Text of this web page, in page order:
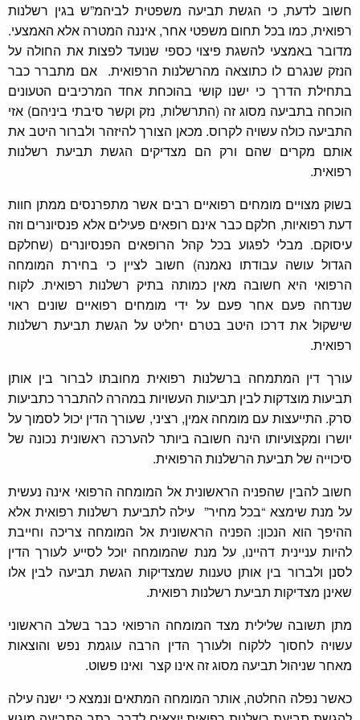
חשוב לדעת, כי הגשת תביעה משפטית לביהמ”ש בגין רשלנות
רפואית, כמו בכל תחום משפטי אחר, איננה המטרה אלא האמצעי.
מדובר באמצעי להשגת פיצוי כספי שנועד לפצות את החולה על
הנזק שנגרם לו כתוצאה מהרשלנות הרפואית. אם מתברר כבר
בתחילת הדרך כי ישנו קושי בהוכחת אחד המרכיבים הטעונים
הוכחה בתביעה מסוג זה (התרשלות, נזק וקשר סיבתי ביניהם) אזי
התביעה כולה עשויה לקרוס. מכאן הצורך להיזהר ולברור היטב את
אותם מקרים שהם ורק הם מצדיקים הגשת תביעת רשלנות
רפואית.
בשוק מצויים מומחים רפואיים רבים אשר מתפרנסים ממתן חוות
דעת רפואיות, חלקם כבר אינם רופאים פעילים אלא פנסיונרים וזה
עיסוקם. מבלי לפגוע בכל קהל הרופאים הפנסיונרים (שחלקם
הגדול עושה עבודתו נאמנה) חשוב לציין כי בחירת המומחה
הרפואי היא חשובה מאין כמותה בתיק רשלנות רפואית. לקוח
שנדחה פעם אחר פעם על ידי מומחים רפואיים שונים ראוי
שישקול את דרכו היטב בטרם יחליט על הגשת תביעת רשלנות
רפואית.
עורך דין המתמחה ברשלנות רפואית מחובתו לברור בין אותן
תביעות מוצדקות לבין תביעות העשויות במהרה להתברר כתביעות
סרק. התייעצות עם מומחה אמין, רציני, שעורך הדין יכול לסמוך על
יושרו ומקצועיותו הינה חשובה ביותר להערכה ראשונית נכונה של
סיכוייה של תביעת הרשלנות הרפואית.
חשוב להבין שהפניה הראשונית אל המומחה הרפואי אינה נעשית
על מנת שימצא “בכל מחיר” עילה לתביעת רשלנות רפואית אלא
ההיפך הוא הנכון: הפניה הראשונית אל המומחה צריכה וחייבת
להיות עניינית דהיינו, על מנת שהמומחה יוכל לסייע לעורך הדין
לסנן ולברור בין אותן טענות שמצדיקות הגשת תביעה לבין אלו
שאינן מצדיקות תביעת רשלנות רפואית.
מתן תשובה שלילית מצד המומחה הרפואי כבר בשלב הראשוני
עשויה לחסוך ללקוח ולעורך הדין הרבה עוגמת נפש והוצאות
מאחר שניהול תביעה מסוג זה אינו קצר ואינו פשוט.
כאשר נפלה החלטה, אותר המומחה המתאים ונמצא כי ישנה עילה